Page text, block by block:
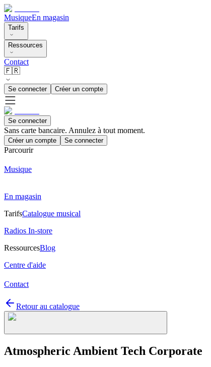
MusiqueEn magasin
Tarifs
Ressources
Contact
🇫🇷
Se connecter Créer un compte
Se connecter
Sans carte bancaire. Annulez à tout moment.
Créer un compte Se connecter
Parcourir
Musique
En magasin
TarifsCatalogue musical
Radios In-store
RessourcesBlog
Centre d'aide
Contact
Retour au catalogue
Atmospheric Ambient Tech Corporate